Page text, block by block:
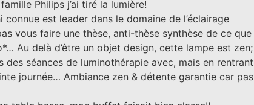
Philips j’ai tiré la lumière!
est leader dans le domaine de l’éclairage
vous faire une thèse, anti-thèse synthèse de ce que
Au delà d’être un objet design, cette lampe est zen;
séances de luminothérapie avec, mais en rentrant
journée… Ambiance zen & détente garantie car pas